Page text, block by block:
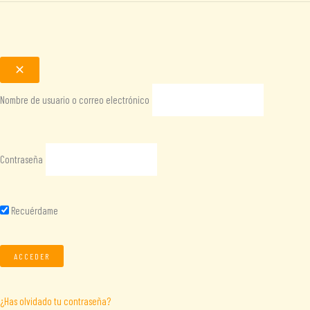
Nombre de usuario o correo electrónico
Contraseña
Recuérdame
¿Has olvidado tu contraseña?